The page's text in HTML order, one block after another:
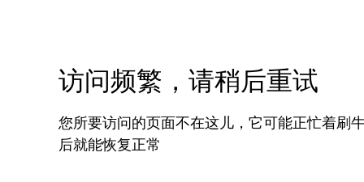
访问频繁，请稍后重试
您所要访问的页面不在这儿，它可能正忙着刷
后就能恢复正常